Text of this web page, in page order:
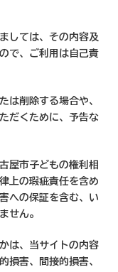
しては、その内容及
で、ご利用は自己責
は削除する場合や、
だくために、予告な
屋市子どもの権利相
上の瑕疵責任を含め
への保証を含む、い
せん。
は、当サイトの内容
損害、間接的損害、